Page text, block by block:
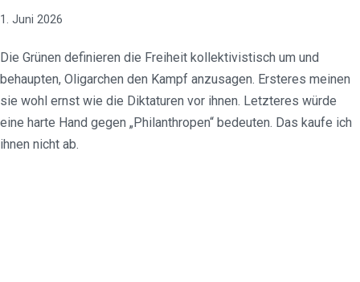
1. Juni 2026
Die Grünen definieren die Freiheit kollektivistisch um und
behaupten, Oligarchen den Kampf anzusagen. Ersteres meinen
sie wohl ernst wie die Diktaturen vor ihnen. Letzteres würde
eine harte Hand gegen „Philanthropen“ bedeuten. Das kaufe ich
ihnen nicht ab.